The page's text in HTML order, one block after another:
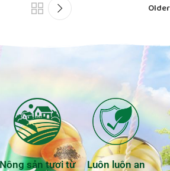
Older
Nông sản tươi từ
Luôn luôn an